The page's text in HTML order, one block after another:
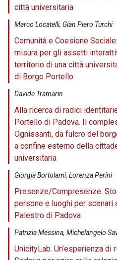
città universitaria
Marco Locatelli, Gian Piero Turchi
Comunità e Coesione
misura per gli assetti
territorio di una città
di Borgo Portello
Davide Tramarin
Alla ricerca di radici
Portello di Padova. Il
Ognissanti, da fulcro del
a confine esterno della
universitaria
Giorgia Bortolami, Lorenza Perini
Presenze/Compresenze.
persone e luoghi per scenari
Palestro di Padova
Patrizia Messina, Michelangelo
UnicityLab. Un’esperienza di